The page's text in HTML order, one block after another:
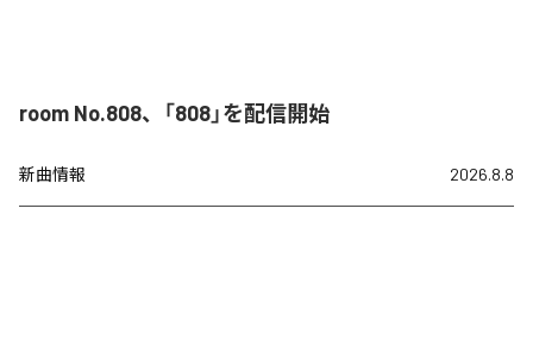
room No.808、「808」を配信開始
新曲情報 2026.8.8